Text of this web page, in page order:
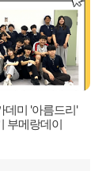
데미 '아름드리'
부메랑데이